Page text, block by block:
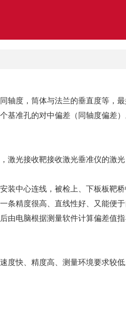
轴度，筒体与法兰的垂直度等，
基准孔的对中偏差（同轴度偏差）
激光接收靶接收激光垂准仪的激
装中心连线，被检上、下板板靶
条精度很高、直线性好、又能便
由电脑根据测量软件计算偏差值指
度快、精度高、测量环境要求较低